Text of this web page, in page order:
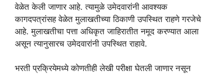
वेळेत केली जाणार आहे. त्यामुळे उमेदवारांनी आवश्यक
कागदपत्रांसह वेळेत मुलाखतीच्या ठिकाणी उपस्थित राहणे गरजेचे
आहे. मुलाखतीचा पत्ता अधिकृत जाहिरातीत नमूद करण्यात आला
असून त्यानुसारच उमेदवारांनी उपस्थित राहावे.
भरती प्रक्रियेमध्ये कोणतीही लेखी परीक्षा घेतली जाणार नसून